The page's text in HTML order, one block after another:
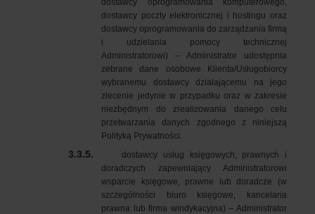
dostawcy poczty elektronicznej i hostingu oraz
dostawcy oprogramowania do zarządzania firmą
i udzielania pomocy technicznej
Administratorowi) – Administrator udostępnia
zebrane dane osobowe Klienta/Usługobiorcy
wybranemu dostawcy działającemu na jego
zlecenie jedynie w przypadku oraz w zakresie
niezbędnym do zrealizowania danego celu
przetwarzania danych zgodnego z niniejszą
Polityką Prywatności.
3.3.5.
dostawcy usług księgowych, prawnych i
doradczych zapewniający Administratorowi
wsparcie księgowe, prawne lub doradcze (w
szczególności biuro księgowe, kancelaria
prawna lub firma windykacyjna) – Administrator